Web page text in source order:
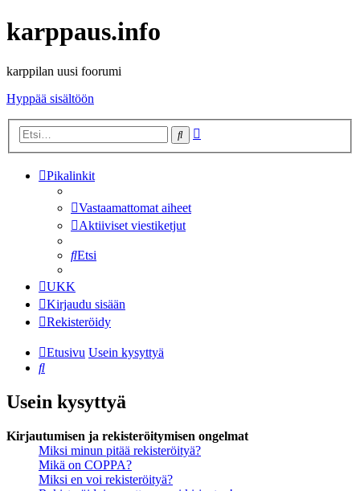
karppaus.info
karppilan uusi foorumi
Hyppää sisältöön
Etsi
Pikalinkit
Vastaamattomat aiheet
Aktiiviset viestiketjut
Etsi
UKK
Kirjaudu sisään
Rekisteröidy
Etusivu Usein kysyttyä
Etsi
Usein kysyttyä
Kirjautumisen ja rekisteröitymisen ongelmat
Miksi minun pitää rekisteröityä?
Mikä on COPPA?
Miksi en voi rekisteröityä?